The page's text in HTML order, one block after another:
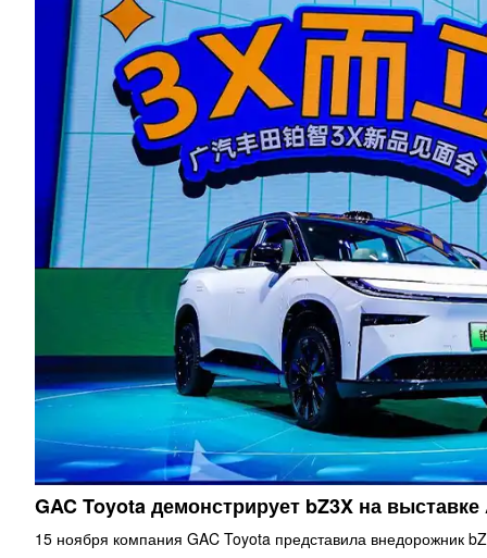
GAC Toyota демонстрирует bZ3X на
15 ноября компания GAC Toyota представила внедорожник